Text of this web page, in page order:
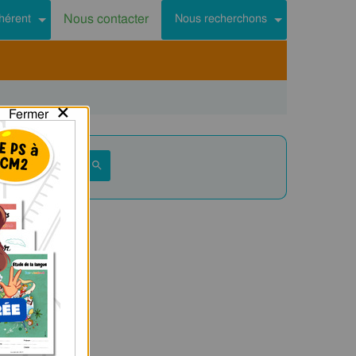
Nous contacter Nous recherchons
Fermer×